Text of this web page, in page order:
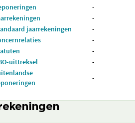
-
-
jaarrekeningen
-
-
-
uittreksel
-
-